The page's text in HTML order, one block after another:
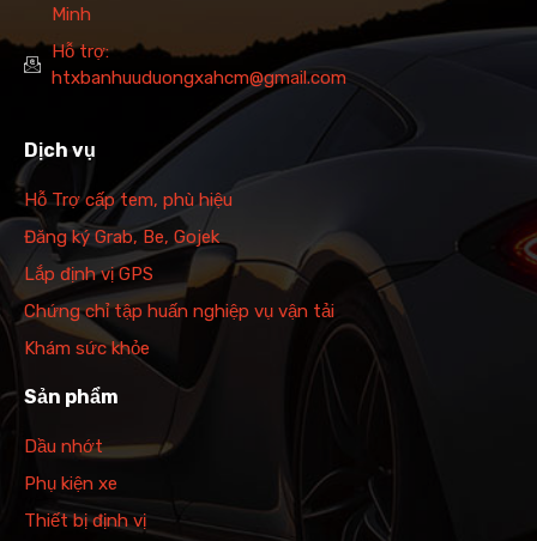
Minh
Hỗ trợ:
htxbanhuuduongxahcm@gmail.com
Dịch vụ
Hỗ Trợ cấp tem, phù hiệu
Đăng ký Grab, Be, Gojek
Lắp định vị GPS
Chứng chỉ tập huấn nghiệp vụ vận tải
Khám sức khỏe
Sản phẩm
Dầu nhớt
Phụ kiện xe
Thiết bị định vị